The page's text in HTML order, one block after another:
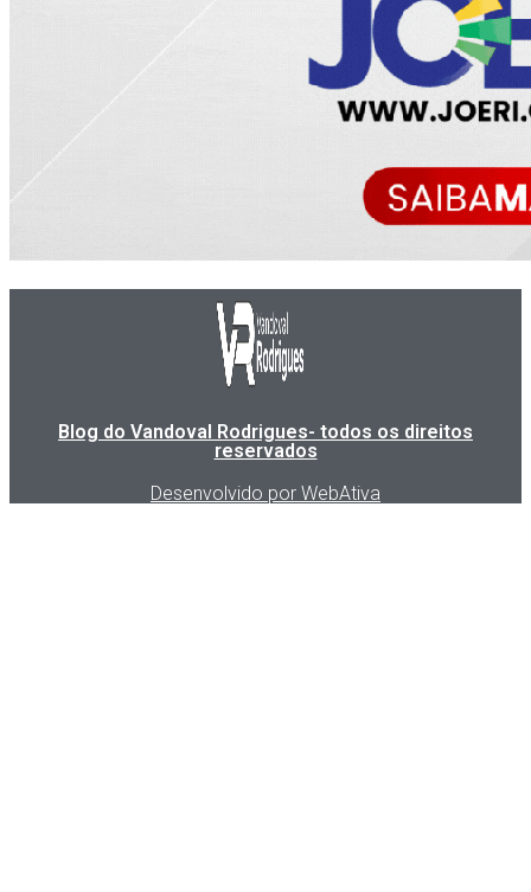
Blog do Vandoval Rodrigues- todos os direitos
reservados
Desenvolvido por WebAtiva